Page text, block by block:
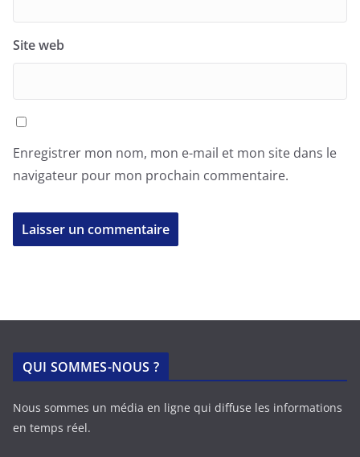
Site web
Enregistrer mon nom, mon e-mail et mon site dans le
navigateur pour mon prochain commentaire.
QUI SOMMES-NOUS ?
Nous sommes un média en ligne qui diffuse les informations
en temps réel.